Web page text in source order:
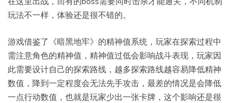
玩法不一样，体验还是很不错的。
游戏借鉴了《暗黑地牢》的精神值系统，玩家在探索过程中
需注意角色的精神值，精神值过低会影响战斗表现，玩家因
此需要设计自己的探索路线，越多探索路线越容易降低精神
数值，降到一定程度会无法先手攻击，最差的情况是会降低
一点行动数值，也就是玩家少出一张卡牌，这个影响还是很